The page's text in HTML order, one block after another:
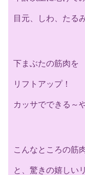
目元、しわ、たる
下まぶたの筋肉を
リフトアップ！
カッサでできる～
こんなところの筋
と、驚きの嬉しい